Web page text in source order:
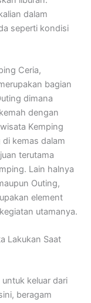
dalam
seperti kondisi
Ceria,
bagian
dimana
dengan
Kemping
kemas dalam
terutama
Lain halnya
Outing,
element
utamanya.
Lakukan Saat
keluar dari
beragam